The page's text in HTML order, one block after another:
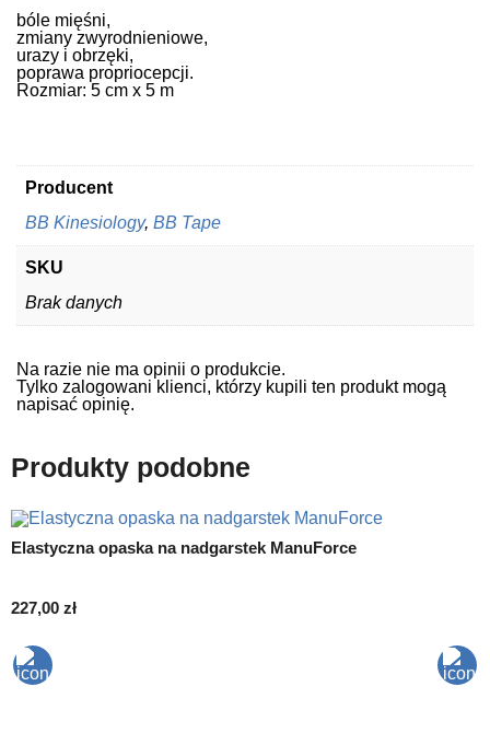
bóle mięśni,
zmiany zwyrodnieniowe,
urazy i obrzęki,
poprawa propriocepcji.
Rozmiar: 5 cm x 5 m
Producent
BB Kinesiology, BB Tape
SKU
Brak danych
Na razie nie ma opinii o produkcie.
Tylko zalogowani klienci, którzy kupili ten produkt mogą
napisać opinię.
Produkty podobne
Elastyczna opaska na nadgarstek ManuForce
227,00 zł